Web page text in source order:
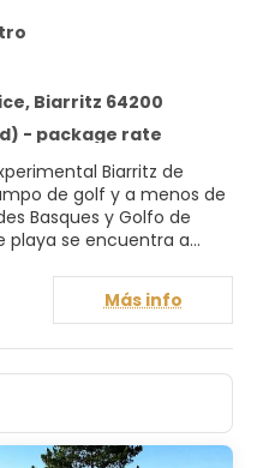
Biarritz 64200
- package rate
Biarritz de
de golf y a menos de
Basques y Golfo de
una visita al spa, que
y tratamientos
tienes para elegir, con
piscina al aire libre,
de este hotel de
a Internet wifi gratis,
de cuidado infantil (de
Más info